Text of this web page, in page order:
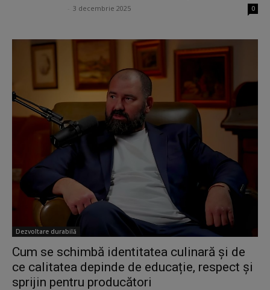
3 decembrie 2025 0
Dezvoltare durabilă
Cum se schimbă identitatea culinară și de
ce calitatea depinde de educație, respect și
sprijin pentru producători